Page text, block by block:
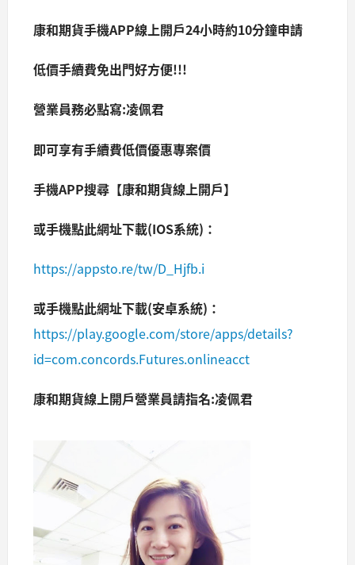
康和期貨手機APP線上開戶24小時約10分鐘申請
低價手續費免出門好方便!!!
營業員務必點寫:凌佩君
即可享有手續費低價優惠專案價
手機APP搜尋【康和期貨線上開戶】
或手機點此網址下載(IOS系統)：
https://appsto.re/tw/D_Hjfb.i
或手機點此網址下載(安卓系統)：
https://play.google.com/store/apps/details?
id=com.concords.Futures.onlineacct
康和期貨線上開戶營業員請指名:凌佩君